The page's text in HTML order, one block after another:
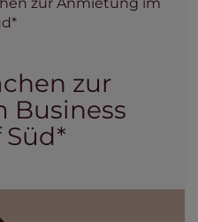
zur
Business
Süd*